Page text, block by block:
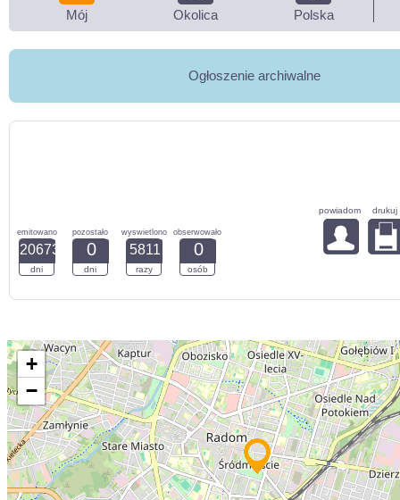
Mój Okolica Polska
Ogłoszenie archiwalne
emitowano
20673
dni
pozostało
0
dni
wyswietlono
5811
razy
obserwowało
0
osób
powiadom drukuj
+
−